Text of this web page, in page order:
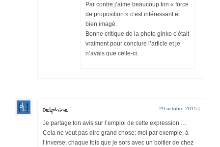
Par contre j’aime beaucoup ton « force
de proposition » c’est intéressant et
bien imagé.
Bonne critique de la photo ginko c’était
vraiment pour conclure l’article et je
n’avais que celle-ci.
Delphine 29 octobre 2015 |
Je partage ton avis sur l’emploi de cette expression …
Cela ne veut pas dire grand chose: moi par exemple, à
l’inverse, chaque fois que je sors avec un boitier de chez